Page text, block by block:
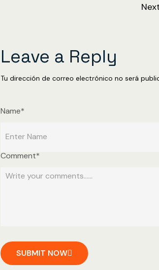
Leave a Reply
Tu dirección de correo electrónico no será
Comment*
Name*
SUBMIT NOW